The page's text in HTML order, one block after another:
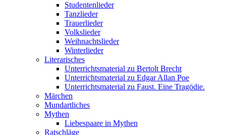
Studentenlieder
Tanzlieder
Trauerlieder
Volkslieder
Weihnachtslieder
Winterlieder
Literarisches
Unterrichtsmaterial zu Bertolt Brecht
Unterrichtsmaterial zu Edgar Allan Poe
Unterrichtsmaterial zu Faust. Eine Tragödie.
Märchen
Mundartliches
Mythen
Liebespaare in Mythen
Ratschläge